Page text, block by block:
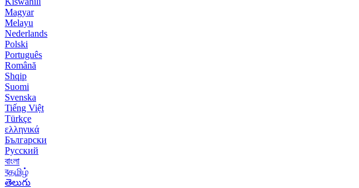
Magyar
Melayu
Nederlands
Polski
Português
Română
Shqip
Suomi
Svenska
Tiếng Việt
Türkçe
ελληνικά
Български
Русский
বাংলা
বதமிழ்
తెలుగు